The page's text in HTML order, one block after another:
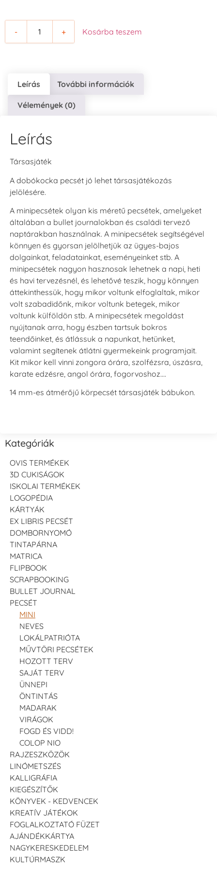
- + Kosárba teszem
Leírás További információk
Vélemények (0)
Leírás
Társasjáték
A dobókocka pecsét jó lehet társasjátékozás
jelölésére.
A minipecsétek olyan kis méretű pecsétek, amelyeket
általában a bullet journalokban és családi tervező
naptárakban használnak. A minipecsétek segítségével
könnyen és gyorsan jelölhetjük az ügyes-bajos
dolgainkat, feladatainkat, eseményeinket stb. A
minipecsétek nagyon hasznosak lehetnek a napi, heti
és havi tervezésnél, és lehetővé teszik, hogy könnyen
áttekinthessük, hogy mikor voltunk elfoglaltak, mikor
volt szabadidőnk, mikor voltunk betegek, mikor
voltunk külföldön stb. A minipecsétek megoldást
nyújtanak arra, hogy észben tartsuk bokros
teendőinket, és átlássuk a napunkat, hetünket,
valamint segítenek átlátni gyermekeink programjait.
Kit mikor kell vinni zongora órára, szolfézsra, úszásra,
karate edzésre, angol órára, fogorvoshoz….
14 mm-es átmérőjű körpecsét társasjáték bábukon.
Kategóriák
OVIS TERMÉKEK
3D CUKISÁGOK
ISKOLAI TERMÉKEK
LOGOPÉDIA
KÁRTYÁK
EX LIBRIS PECSÉT
DOMBORNYOMÓ
TINTAPÁRNA
MATRICA
FLIPBOOK
SCRAPBOOKING
BULLET JOURNAL
PECSÉT
MINI
NEVES
LOKÁLPATRIÓTA
MŰVTÖRI PECSÉTEK
HOZOTT TERV
SAJÁT TERV
ÜNNEPI
ÖNTINTÁS
MADARAK
VIRÁGOK
FOGD ÉS VIDD!
COLOP NIO
RAJZESZKÖZÖK
LINÓMETSZÉS
KALLIGRÁFIA
KIEGÉSZÍTŐK
KÖNYVEK - KEDVENCEK
KREATÍV JÁTÉKOK
FOGLALKOZTATÓ FÜZET
AJÁNDÉKKÁRTYA
NAGYKERESKEDELEM
KULTÚRMASZK